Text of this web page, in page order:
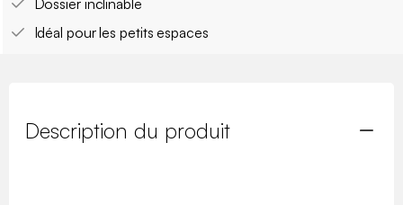
Dossier inclinable
Idéal pour les petits espaces
Description du produit